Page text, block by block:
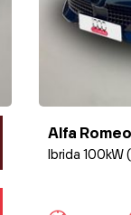
Alfa
Ibrida 100kW